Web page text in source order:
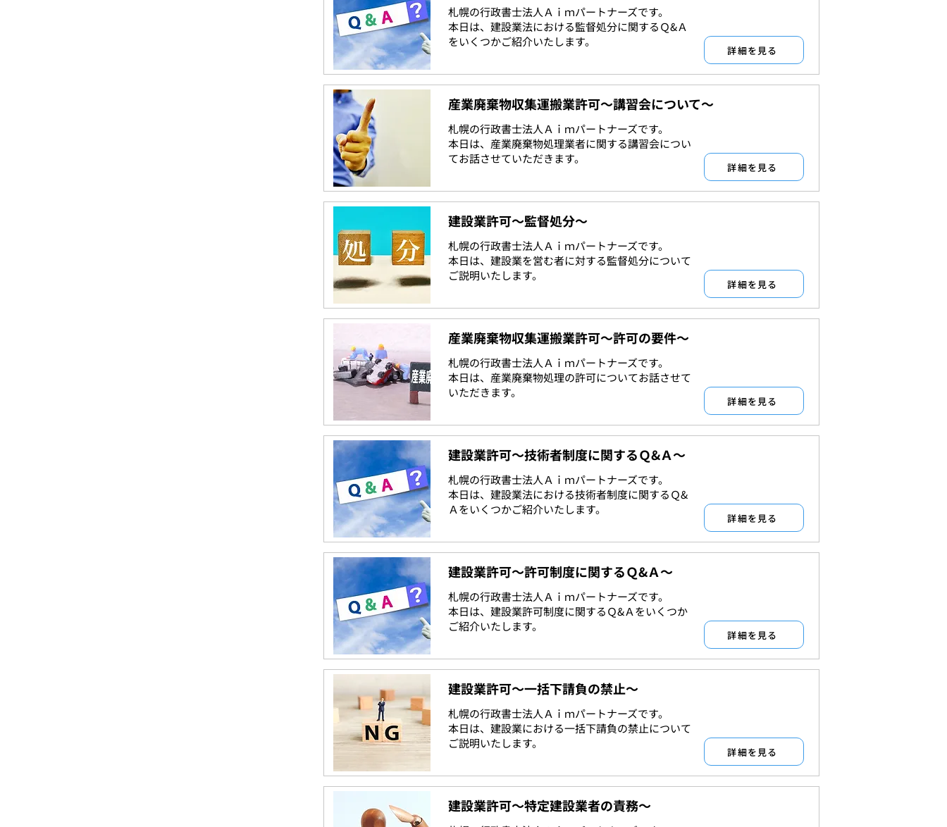
札幌の行政書士法人Ａｉｍパートナーズです。
本日は、建設業法における監督処分に関するＱ&Ａ
をいくつかご紹介いたします。
詳細を見る
産業廃棄物収集運搬業許可～講習会について～
札幌の行政書士法人Ａｉｍパートナーズです。
本日は、産業廃棄物処理業者に関する講習会につい
てお話させていただきます。
詳細を見る
建設業許可～監督処分～
札幌の行政書士法人Ａｉｍパートナーズです。
本日は、建設業を営む者に対する監督処分について
ご説明いたします。
詳細を見る
産業廃棄物収集運搬業許可～許可の要件～
札幌の行政書士法人Ａｉｍパートナーズです。
本日は、産業廃棄物処理の許可についてお話させて
いただきます。
詳細を見る
建設業許可～技術者制度に関するＱ&Ａ～
札幌の行政書士法人Ａｉｍパートナーズです。
本日は、建設業法における技術者制度に関するＱ&
Ａをいくつかご紹介いたします。
詳細を見る
建設業許可～許可制度に関するＱ&Ａ～
札幌の行政書士法人Ａｉｍパートナーズです。
本日は、建設業許可制度に関するＱ&Ａをいくつか
ご紹介いたします。
詳細を見る
建設業許可～一括下請負の禁止～
札幌の行政書士法人Ａｉｍパートナーズです。
本日は、建設業における一括下請負の禁止について
ご説明いたします。
詳細を見る
建設業許可～特定建設業者の責務～